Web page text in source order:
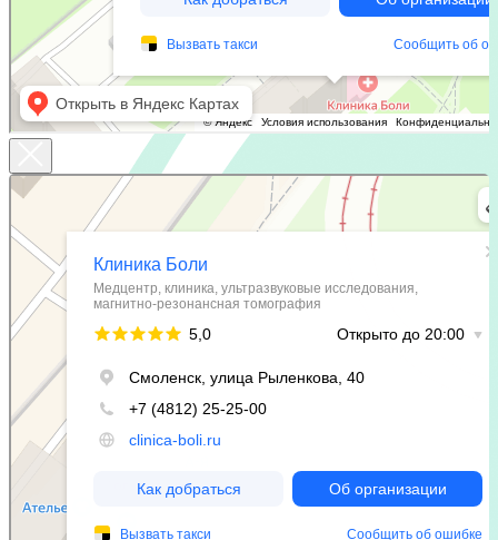
Клиника Боли
Медцентр, клиника в Смоленске
Ультразвуковые исследования в Смоленске